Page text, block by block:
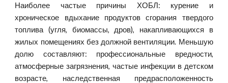
Наиболее частые причины ХОБЛ: курение и
хроническое вдыхание продуктов сгорания твердого
топлива (угля, биомассы, дров), накапливающихся в
жилых помещениях без должной вентиляции. Меньшую
долю составляют: профессиональные вредности,
атмосферные загрязнения, частые инфекции в детском
возрасте, наследственная предрасположенность